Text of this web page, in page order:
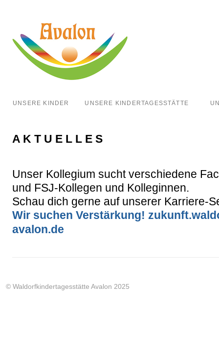
UNSERE KINDER UNSERE KINDERTAGESSTÄTTE
A K T U E L L E S
Unser Kollegium sucht verschiedene
und FSJ-Kollegen und Kolleginnen.
Schau dich gerne auf unserer Karriere-
Wir suchen Verstärkung!
avalon.de
© Waldorfkindertagesstätte Avalon 2025